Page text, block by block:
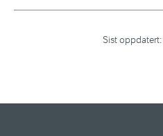
Sist oppdatert: